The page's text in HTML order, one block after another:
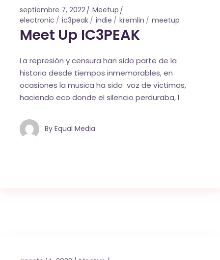
septiembre 7, 2022
Meetup
electronic
ic3peak indie kremlin meetup
Meet Up IC3PEAK
La represión y censura han sido parte de la
historia desde tiempos inmemorables, en
ocasiones la musica ha sido voz de víctimas,
haciendo eco donde el silencio perduraba, l
By Equal Media